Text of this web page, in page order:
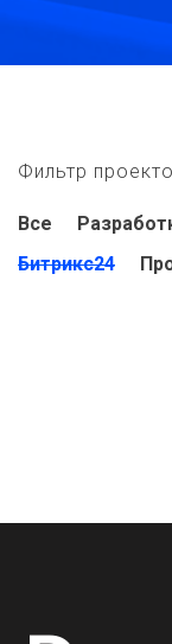
Фильтр
Все
Битрикс24